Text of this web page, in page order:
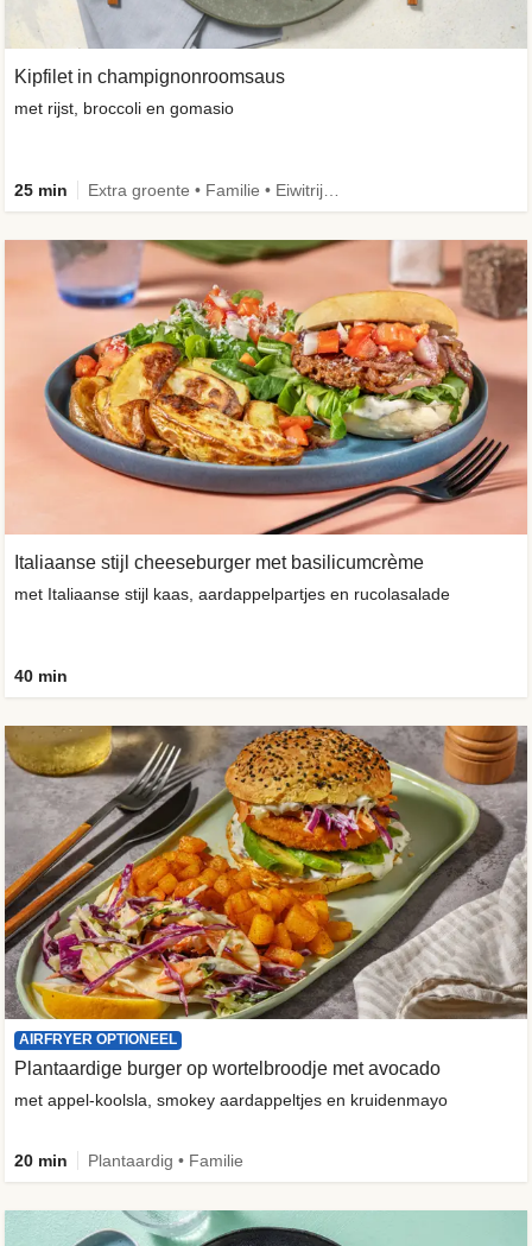
Kipfilet in champignonroomsaus
met rijst, broccoli en gomasio
25 min
Italiaanse stijl cheeseburger met basilicumcrème
met Italiaanse stijl kaas, aardappelpartjes en rucolasalade
40 min
AIRFRYER OPTIONEEL
Plantaardige burger op wortelbroodje met avocado
met appel-koolsla, smokey aardappeltjes en kruidenmayo
20 min Plantaardig • Familie